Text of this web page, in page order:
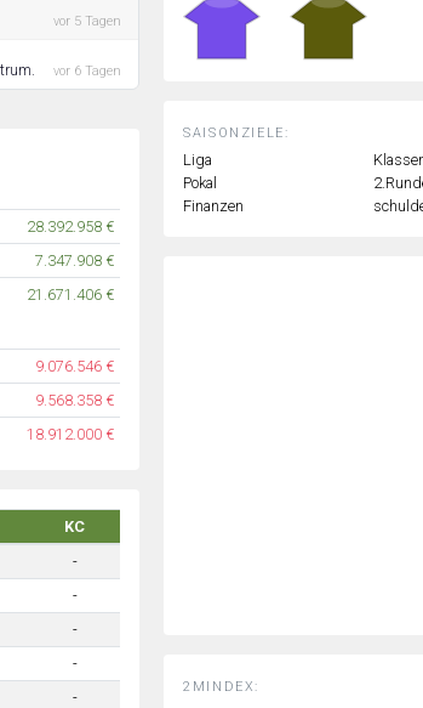
vor 5 Tagen
vor 6 Tagen
28.392.958 €
7.347.908 €
21.671.406 €
9.076.546 €
9.568.358 €
18.912.000 €
KC
-
-
-
-
-
SAISONZIELE:
Liga
Pokal
Finanzen
2MINDEX: